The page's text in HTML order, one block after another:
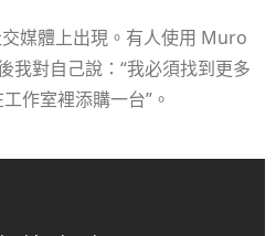
媒體上出現。有人使用 Muro
我對自己說：“我必須找到更多
作室裡添購一台”。